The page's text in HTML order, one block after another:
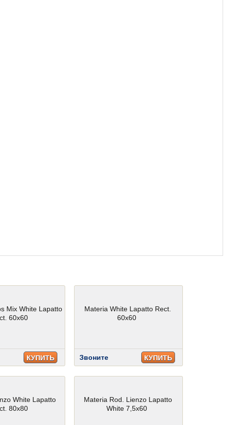
Mix White Lapatto
60x60
КУПИТЬ
Materia White Lapatto Rect.
60x60
Звоните КУПИТЬ
White Lapatto
80x80
Materia Rod. Lienzo Lapatto
White 7,5x60